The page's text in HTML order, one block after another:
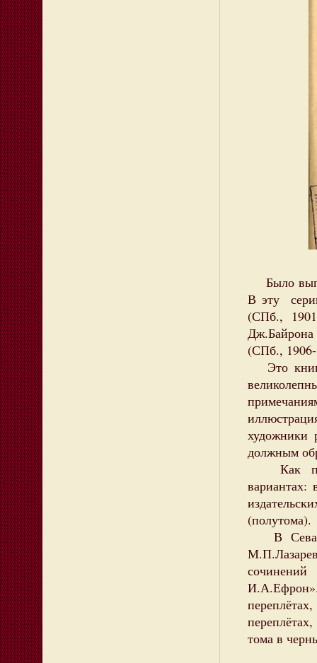
Было
В эту
(СПб.,
(СПб.,
Это
художники
должным
Как
вариантах:
(полутома).
В
тома в